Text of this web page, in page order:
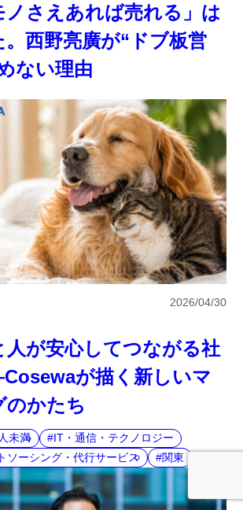
ノさえあれば売れる」は
。西野亮廣が“ドブ板営
ない理由
人が安心してつながる社
が描く新しいマ
のかたち
2026/04/30
未満
IT・通信・テクノロジー
ソーシング・代行サービス
関東